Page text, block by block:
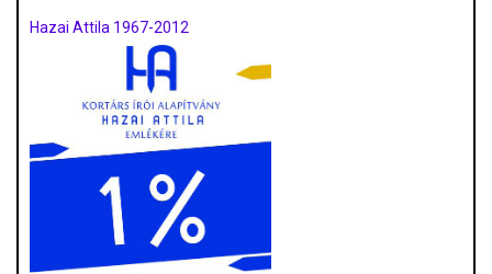
Hazai Attila 1967-2012